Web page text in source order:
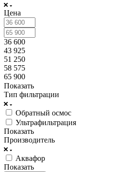
Цена
36 600
43 925
51 250
58 575
65 900
Показать
Тип фильтрации
Обратный осмос
Ультрафильтрация
Показать
Производитель
Аквафор
Показать